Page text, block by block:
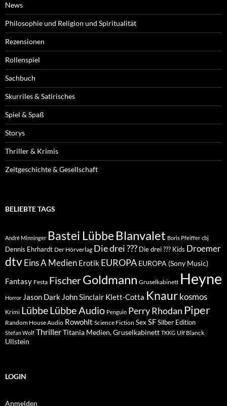
News
Philosophie und Religion und Spiritualität
Rezensionen
Rollenspiel
Sachbuch
Skurriles & Satirisches
Spiel & Spaß
Storys
Thriller & Krimis
Zeitgeschichte & Gesellschaft
BELIEBTE TAGS
André Minninger Bastei Lübbe Blanvalet Boris Pfeiffer cbj
Dennis Ehrhardt Der Hörverlag Die drei ??? Die drei ??? Kids Droemer
dtvEins A Medien Erotik EUROPA EUROPA (Sony Music)
Fantasy Festa FischerGoldmann Gruselkabinett Heyne
Horror Jason Dark John Sinclair Klett-Cotta Knaur kosmos
Krimi LübbeLübbe Audio Penguin Perry Rhodan Piper
Random House Audio Rowohlt Science Fiction Sex SFSilber Edition
Stefan Wolf ThrillerTitania Medien, Gruselkabinett TKKG Ulf Blanck
Ullstein
LOGIN
Anmelden